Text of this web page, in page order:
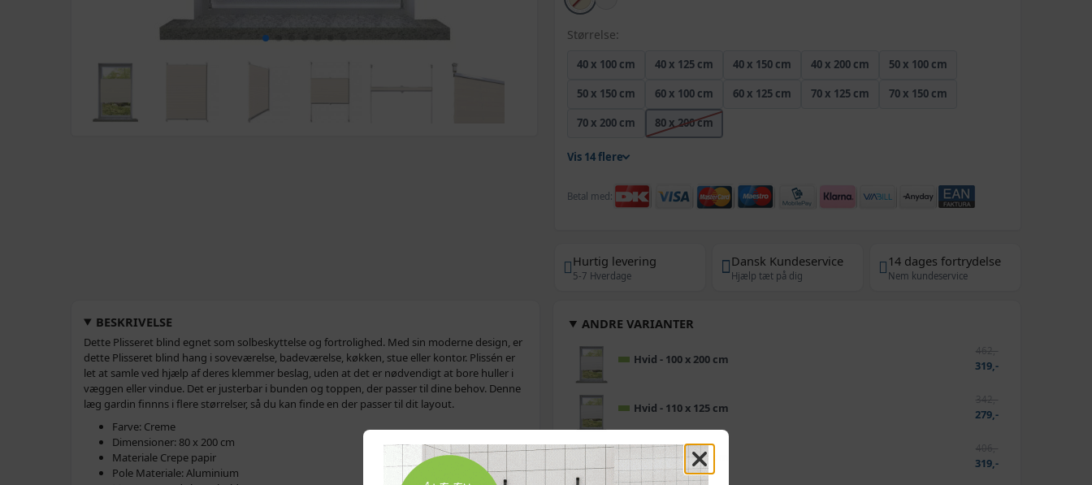
Størrelse:
40 x 100 cm 40 x 125 cm 40 x 150 cm 40 x 200 cm
50 x 100 cm
50 x 150 cm
60 x 100 cm 60 x 125 cm 70 x 125 cm
70 x 150 cm
70 x 200 cm
80 x 200 cm
Vis 14 flere
Betal med:
Hurtig levering
5-7 Hverdage
Dansk Kundeservice
Hjælp tæt på dig
14 dages fortrydelse
Nem kundeservice
BESKRIVELSE
Dette Plisseret blind egnet som solbeskyttelse og fortrolighed. Med sin moderne design, er
dette Plisseret blind hang i soveværelse, badeværelse, køkken, stue eller kontor. Plissén er
let at samle ved hjælp af deres klemmer beslag, uden at det er nødvendigt at bore huller i
væggen eller vindue. Det er justerbar i bunden og toppen, der passer til dine behov. Denne
læg gardin finnns i flere størrelser, så du kan finde en der passer til dit layout.
Farve: Creme
Dimensioner: 80 x 200 cm
Materiale Crepe papir
Pole Materiale: Aluminium
ANDRE VARIANTER
Hvid - 100 x 200 cm
462,-
319,-
Hvid - 110 x 125 cm
342,-
279,-
Hvid - 110 x 200 cm
406,-
319,-